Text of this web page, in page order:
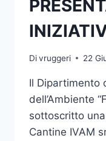
DEL
VINO
Divruggeri 22
Il Dipartimento
dell’Ambiente
sottoscritto una
Cantine IVAM